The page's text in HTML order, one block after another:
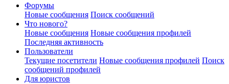
Форумы
Новые сообщения Поиск сообщений
Что нового?
Новые сообщения Новые сообщения профилей
Последняя активность
Пользователи
Текущие посетители Новые сообщения профилей Поиск
сообщений профилей
Для юристов